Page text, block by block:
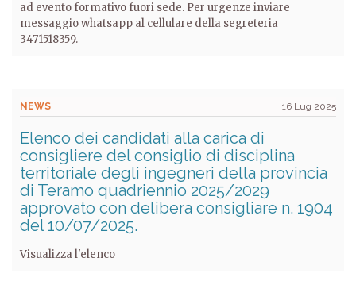
ad evento formativo fuori sede. Per urgenze inviare
messaggio whatsapp al cellulare della segreteria
3471518359.
NEWS 16 Lug 2025
Elenco dei candidati alla carica di
consigliere del consiglio di disciplina
territoriale degli ingegneri della provincia
di Teramo quadriennio 2025/2029
approvato con delibera consigliare n. 1904
del 10/07/2025.
Visualizza l'elenco